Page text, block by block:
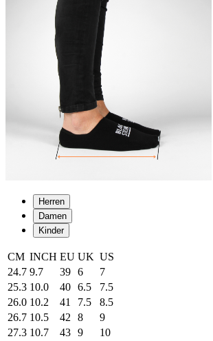
Herren
Damen
Kinder
CM INCH EU UK US
24.7 9.7 39 6
7
25.3 10.0 40 6.5
7.5
26.0 10.2 41 7.5
8.5
26.7 10.5 42 8
9
27.3 10.7 43 9
10